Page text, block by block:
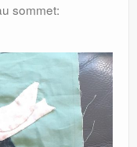
sommet: